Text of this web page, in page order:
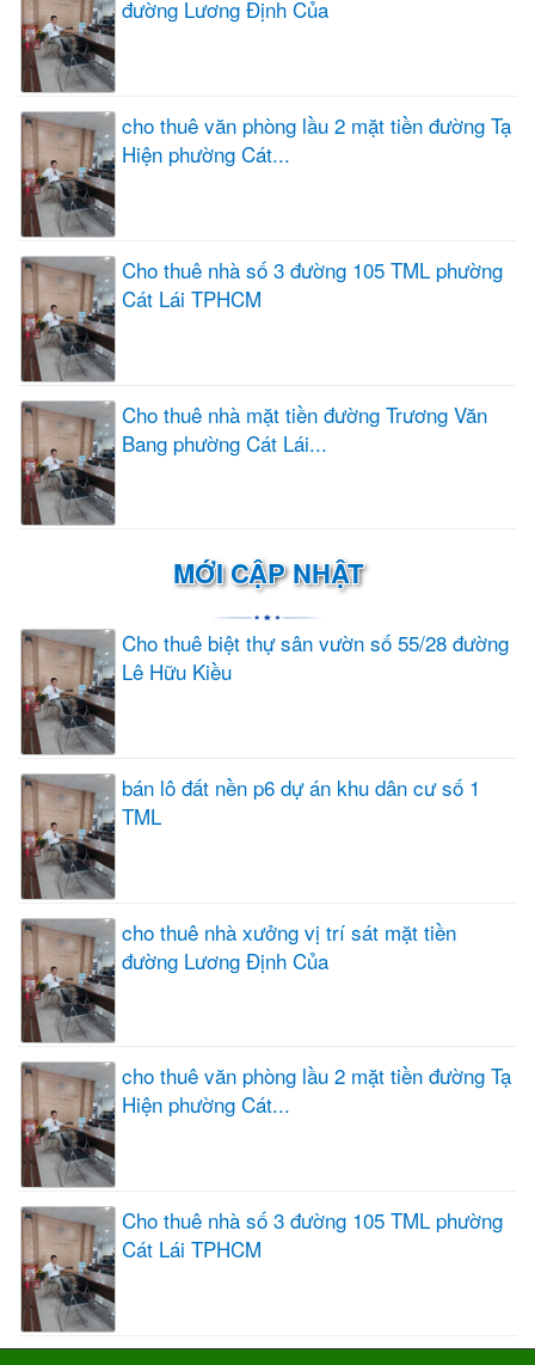
đường Lương Định Của
cho thuê văn phòng lầu 2 mặt tiền đường Tạ
Hiện phường Cát...
Cho thuê nhà số 3 đường 105 TML phường
Cát Lái TPHCM
Cho thuê nhà mặt tiền đường Trương Văn
Bang phường Cát Lái...
MỚI CẬP NHẬT
Cho thuê biệt thự sân vườn số 55/28 đường
Lê Hữu Kiều
bán lô đất nền p6 dự án khu dân cư số 1
TML
cho thuê nhà xưởng vị trí sát mặt tiền
đường Lương Định Của
cho thuê văn phòng lầu 2 mặt tiền đường Tạ
Hiện phường Cát...
Cho thuê nhà số 3 đường 105 TML phường
Cát Lái TPHCM